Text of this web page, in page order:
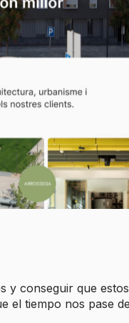
y conseguir que
el tiempo nos pase